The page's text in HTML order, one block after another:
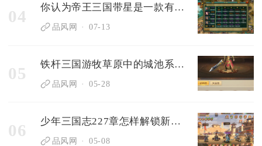
04 你认为帝王三国带星是一款有趣的游戏吗
品风网 07-13
05 铁杆三国游牧草原中的城池系统如何运作
品风网 05-28
06 少年三国志227章怎样解锁新的游戏内容
品风网 05-08